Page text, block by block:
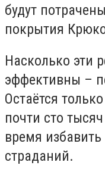
будут
покрытия
Насколько эти
эффективны –
Остаётся
почти сто
время
страданий.